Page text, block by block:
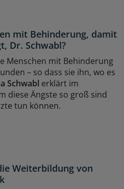
mit Behinderung, damit
Dr. Schwabl?
Menschen mit Behinderung
– so dass sie ihn, wo es
Schwabl erklärt im
diese Ängste so groß sind
tun können.
Weiterbildung von